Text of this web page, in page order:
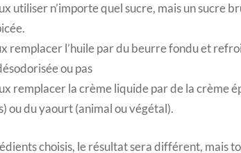
utiliser n’importe quel sucre, mais un sucre
remplacer l’huile par du beurre fondu et
ou pas
remplacer la crème liquide par de la crème
ou du yaourt (animal ou végétal).
choisis, le résultat sera différent, mais